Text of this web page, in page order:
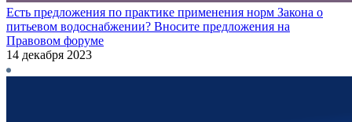
Есть предложения по практике применения норм Закона о
питьевом водоснабжении? Вносите предложения на
Правовом форуме
14 декабря 2023